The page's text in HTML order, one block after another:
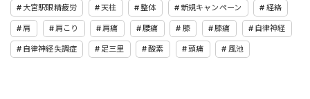
大宮駅眼精疲労 天柱 整体 新規キャンペーン 経絡
肩 肩こり 肩痛 腰痛 膝 膝痛 自律神経
自律神経失調症 足三里 酸素 頭痛 風池